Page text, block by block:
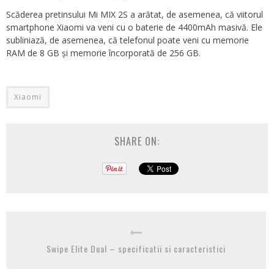
Scăderea pretinsului Mi MIX 2S a arătat, de asemenea, că viitorul
smartphone Xiaomi va veni cu o baterie de 4400mAh masivă. Ele
subliniază, de asemenea, că telefonul poate veni cu memorie
RAM de 8 GB și memorie încorporată de 256 GB.
Xiaomi
SHARE ON:
Swipe Elite Dual – specificatii si caracteristici